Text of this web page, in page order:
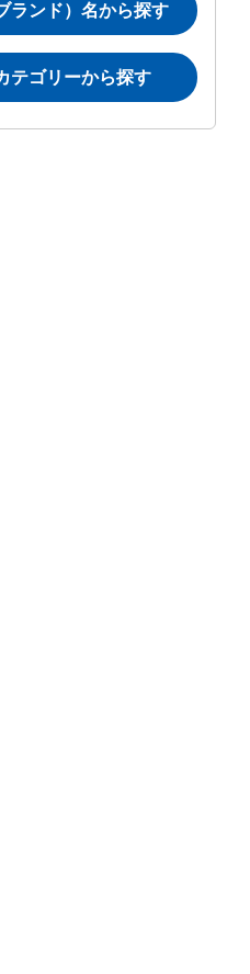
ランド）名から探す
テゴリーから探す